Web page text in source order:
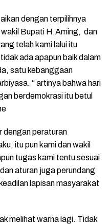
dengan terpilihnya
Bupati H.Aming, dan
telah kami lalui itu
ada apapun baik dalam
satu kebanggaan
“ artinya bahwa hari
berdemokrasi itu betul
dengan peraturan
itu pun kami dan wakil
tugas kami tentu sesuai
aturan juga perundang
lapisan masyarakat
melihat warna lagi. Tidak